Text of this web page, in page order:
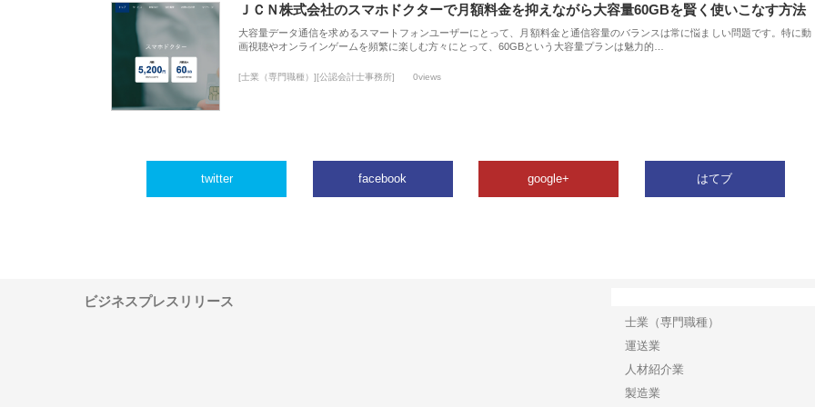
ＪＣＮ株式会社のスマホドクターで月額料金を抑えながら大容量60GBを賢く使いこなす方法
大容量データ通信を求めるスマートフォンユーザーにとって、月額料金と通信容量のバランスは常に悩ましい問題です。特に動
画視聴やオンラインゲームを頻繁に楽しむ方々にとって、60GBという大容量プランは魅力的…
[士業（専門職種）][公認会計士事務所] 0views
twitter facebook google+ はてブ
ビジネスプレスリリース
士業（専門職種）
運送業
人材紹介業
製造業